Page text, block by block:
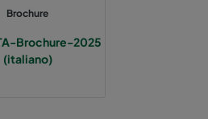
10-25
Brochure
Brochure-2025
(italiano)